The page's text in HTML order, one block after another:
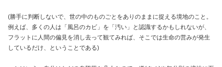
(勝手に判断しないで、世の中のものごとをありのままに捉える境地のこと。
例えば、多くの人は「風呂のカビ」を「汚い」と認識するかもしれないが、
フラットに人間の偏見を消し去って観てみれば、そこでは生命の営みが発生
しているだけ、ということである)